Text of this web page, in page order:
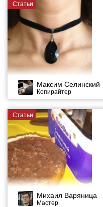
Статьи
Максим Селинский
Копирайтер
Статьи
Михаил Варяница
Мастер